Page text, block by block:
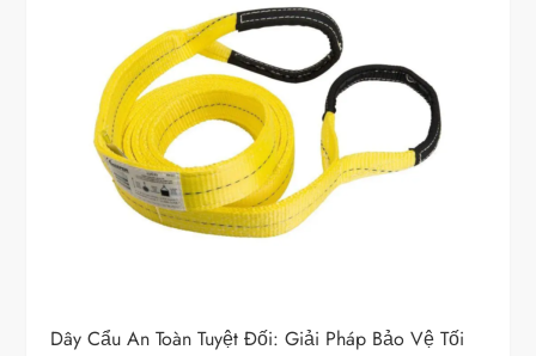
Dây Cẩu An Toàn Tuyệt Đối: Giải Pháp Bảo Vệ Tối